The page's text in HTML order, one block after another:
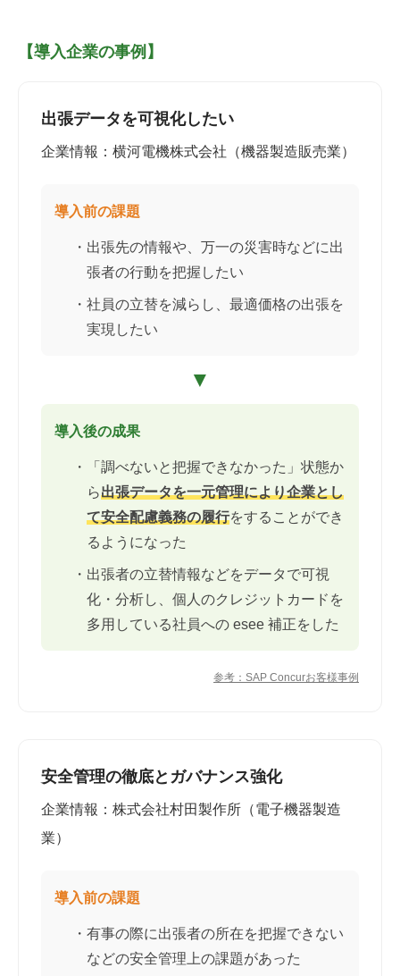
【導入企業の事例】
出張データを可視化したい
企業情報：横河電機株式会社（機器製造販売業）
導入前の課題
・出張先の情報や、万一の災害時などに出
張者の行動を把握したい
・社員の立替を減らし、最適価格の出張を
実現したい
▼
導入後の成果
・「調べないと把握できなかった」状態か
ら出張データを一元管理により企業とし
て安全配慮義務の履行をすることができ
るようになった
・出張者の立替情報などをデータで可視
化・分析し、個人のクレジットカードを
多用している社員への esee 補正をした
参考：SAP Concurお客様事例
安全管理の徹底とガバナンス強化
企業情報：株式会社村田製作所（電子機器製造
業）
導入前の課題
・有事の際に出張者の所在を把握できない
などの安全管理上の課題があった